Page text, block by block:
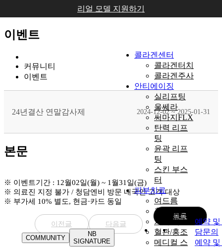
리얼 모델 지원하기
COMMUNITY
NB
SIGNATURE
콜라겐센터
콜라겐터치
콜라겐주사
안티에이징
실리프팅
울쎄라
써마지FLX
탄력 리프
팅
윤곽 리프
팅
스킨 부스
터
피부치료
여드름
흉터/모공
기미/색소
혈관/홍조
메디컬 스
예약 및
담문의
예약 및
이벤트
커뮤니티
이벤트
24년결산 연말감사제 2024-12-02 ~ 2025-01-31
본문
※ 이벤트기간 : 12월02일(월) ~ 1월31일(금)
※ 의료진 지정 불가 / 청담엔비 방문 내국인 고객 대상
※ 부가세 10% 별도, 현금·카드 동일
이전글 다음글
목록